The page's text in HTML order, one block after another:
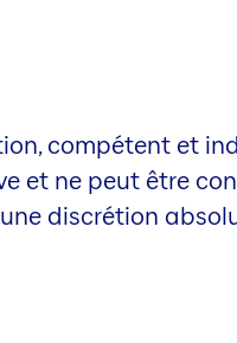
compétent et
et ne peut être
discrétion